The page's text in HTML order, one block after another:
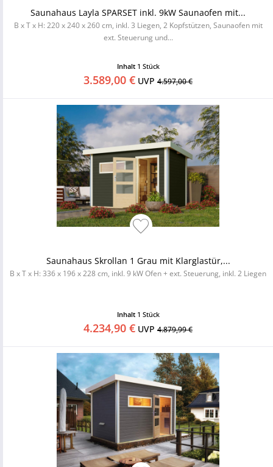
Saunahaus Layla SPARSET inkl. 9kW Saunaofen mit...
B x T x H: 220 x 240 x 260 cm, inkl. 3 Liegen, 2 Kopfstützen, Saunaofen mit
ext. Steuerung und...
Inhalt 1 Stück
3.589,00 € UVP 4.597,00 €
Saunahaus Skrollan 1 Grau mit Klarglastür,...
B x T x H: 336 x 196 x 228 cm, inkl. 9 kW Ofen + ext. Steuerung, inkl. 2 Liegen
Inhalt 1 Stück
4.234,90 € UVP 4.879,99 €